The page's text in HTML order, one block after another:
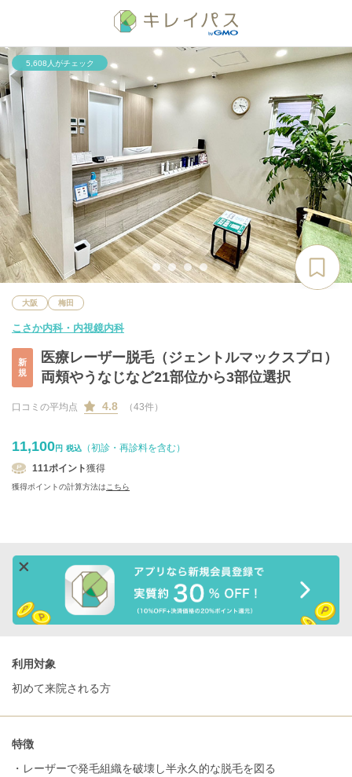
5,608人がチェック
大阪 梅田
こさか内科・内視鏡内科
新
規
医療レーザー脱毛（ジェントルマックスプロ）
両頬やうなじなど21部位から3部位選択
口コミの平均点 4.8 （43件）
11,100円 税込
（初診・再診料を含む）
111ポイント獲得
獲得ポイントの計算方法はこちら
利用対象
初めて来院される方
特徴
・レーザーで発毛組織を破壊し半永久的な脱毛を図る